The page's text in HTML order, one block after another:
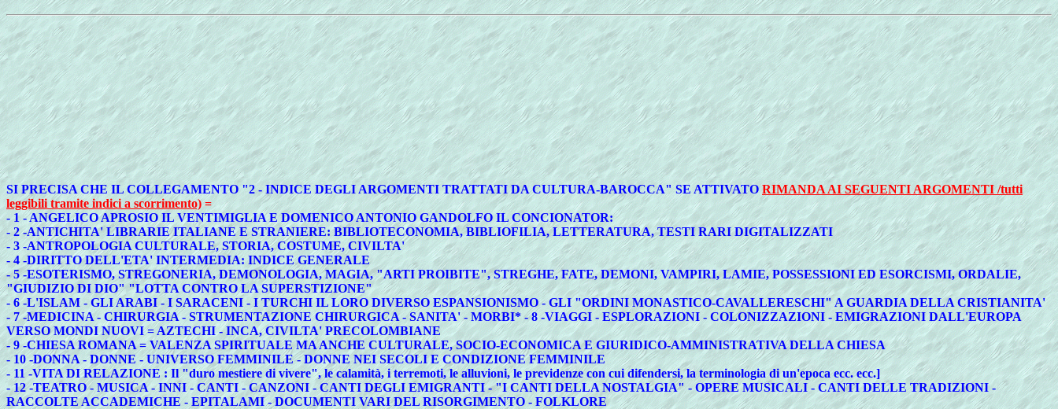
SI PRECISA CHE IL COLLEGAMENTO "2 - INDICE DEGLI ARGOMENTI TRATTATI DA CULTURA-BAROCCA" SE ATTIVATO RIMANDA AI SEGUENTI ARGOMENTI /tutti
leggibili tramite indici a scorrimento)=
- 1 - ANGELICO APROSIO IL VENTIMIGLIA E DOMENICO ANTONIO GANDOLFO IL CONCIONATOR:
- 2 -ANTICHITA' LIBRARIE ITALIANE E STRANIERE: BIBLIOTECONOMIA, BIBLIOFILIA, LETTERATURA, TESTI RARI DIGITALIZZATI
- 3 -ANTROPOLOGIA CULTURALE, STORIA, COSTUME, CIVILTA'
- 4 -DIRITTO DELL'ETA' INTERMEDIA: INDICE GENERALE
- 5 -ESOTERISMO, STREGONERIA, DEMONOLOGIA, MAGIA, "ARTI PROIBITE", STREGHE, FATE, DEMONI, VAMPIRI, LAMIE, POSSESSIONI ED ESORCISMI, ORDALIE,
"GIUDIZIO DI DIO" "LOTTA CONTRO LA SUPERSTIZIONE"
- 6 -L'ISLAM - GLI ARABI - I SARACENI - I TURCHI IL LORO DIVERSO ESPANSIONISMO - GLI "ORDINI MONASTICO-CAVALLERESCHI" A GUARDIA DELLA CRISTIANITA'
- 7 -MEDICINA - CHIRURGIA - STRUMENTAZIONE CHIRURGICA - SANITA' - MORBI* - 8 -VIAGGI - ESPLORAZIONI - COLONIZZAZIONI - EMIGRAZIONI DALL'EUROPA
VERSO MONDI NUOVI = AZTECHI - INCA, CIVILTA' PRECOLOMBIANE
- 9 -CHIESA ROMANA = VALENZA SPIRITUALE MA ANCHE CULTURALE, SOCIO-ECONOMICA E GIURIDICO-AMMINISTRATIVA DELLA CHIESA
- 10 -DONNA - DONNE - UNIVERSO FEMMINILE - DONNE NEI SECOLI E CONDIZIONE FEMMINILE
- 11 -VITA DI RELAZIONE : Il "duro mestiere di vivere", le calamità, i terremoti, le alluvioni, le previdenze con cui difendersi, la terminologia di un'epoca ecc. ecc.]
- 12 -TEATRO - MUSICA - INNI - CANTI - CANZONI - CANTI DEGLI EMIGRANTI - "I CANTI DELLA NOSTALGIA" - OPERE MUSICALI - CANTI DELLE TRADIZIONI -
RACCOLTE ACCADEMICHE - EPITALAMI - DOCUMENTI VARI DEL RISORGIMENTO - FOLKLORE